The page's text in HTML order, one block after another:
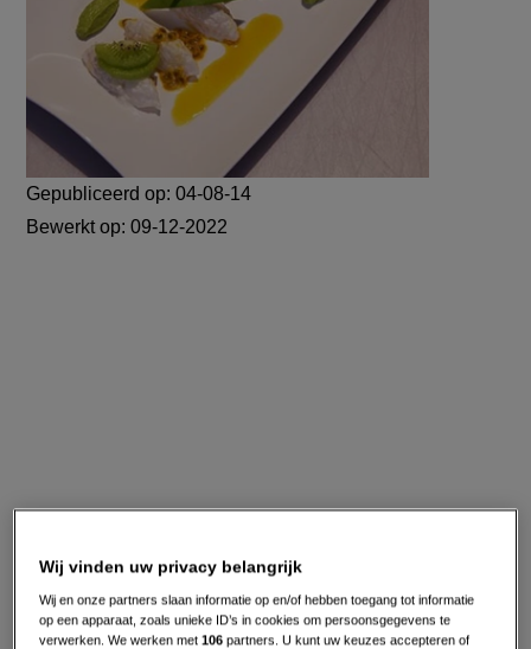
Gepubliceerd op: 04-08-14
Bewerkt op: 09-12-2022
Wij vinden uw privacy belangrijk
Wij en onze partners slaan informatie op en/of hebben toegang tot informatie
op een apparaat, zoals unieke ID’s in cookies om persoonsgegevens te
verwerken. We werken met106 partners. U kunt uw keuzes accepteren of